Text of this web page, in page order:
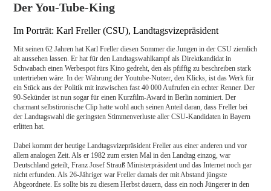
Der You-Tube-King
Im Porträt: Karl Freller (CSU), Landtagsvizepräsident
Mit seinen 62 Jahren hat Karl Freller diesen Sommer die Jungen in der CSU ziemlich
alt aussehen lassen. Er hat für den Landtagswahlkampf als Direktkandidat in
Schwabach einen Werbespot fürs Kino gedreht, den als pfiffig zu beschreiben stark
untertrieben wäre. In der Währung der Youtube-Nutzer, den Klicks, ist das Werk für
ein Stück aus der Politik mit inzwischen fast 40 000 Aufrufen ein echter Renner. Der
90-Sekünder ist nun sogar für einen Kurzfilm-Award in Berlin nominiert. Der
charmant selbstironische Clip hatte wohl auch seinen Anteil daran, dass Freller bei
der Landtagswahl die geringsten Stimmenverluste aller CSU-Kandidaten in Bayern
erlitten hat.
Dabei kommt der heutige Landtagsvizepräsident Freller aus einer anderen und vor
allem analogen Zeit. Als er 1982 zum ersten Mal in den Landtag einzog, war
Deutschland geteilt, Franz Josef Strauß Ministerpräsident und das Internet noch gar
nicht erfunden. Als 26-Jähriger war Freller damals der mit Abstand jüngste
Abgeordnete. Es sollte bis zu diesem Herbst dauern, dass ein noch Jüngerer in den